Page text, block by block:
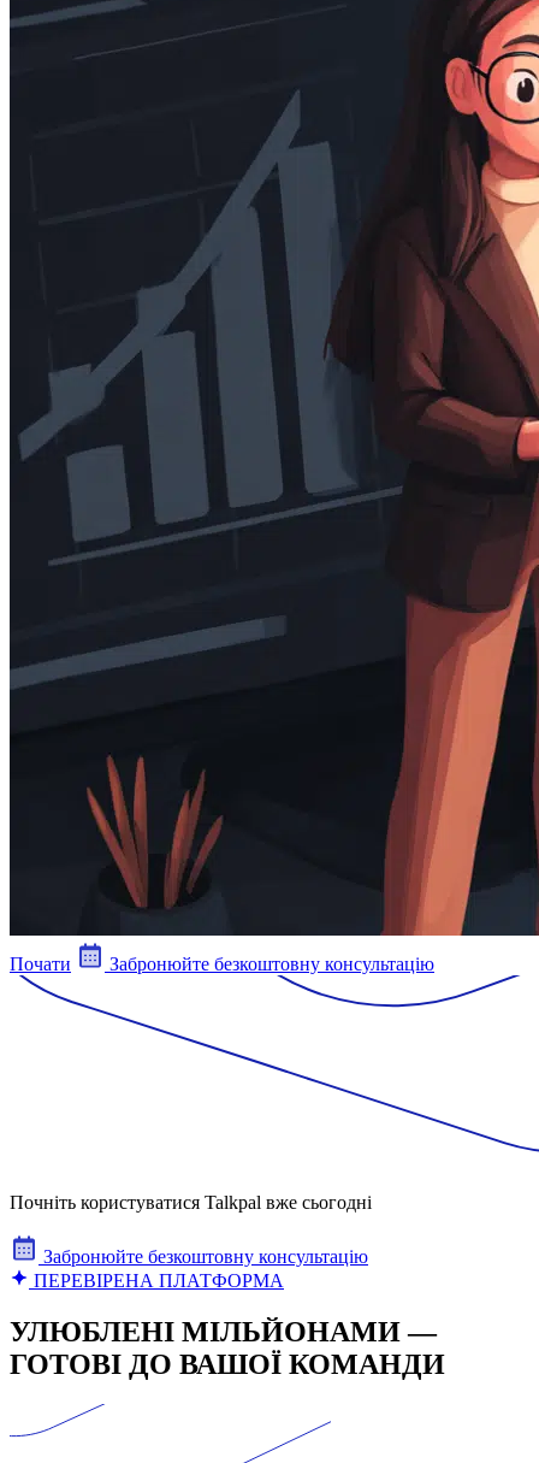
Почати Забронюйте безкоштовну консультацію
Почніть користуватися Talkpal вже сьогодні
Забронюйте безкоштовну консультацію
ПЕРЕВІРЕНА ПЛАТФОРМА
УЛЮБЛЕНІ МІЛЬЙОНАМИ —
ГОТОВІ ДО ВАШОЇ КОМАНДИ